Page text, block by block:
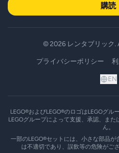
購読
© 2026 レンタブリック.
プライバシーポリシー
EN
LEGO®およびLEGO®のロゴはLEGOグル
LEGOグループによって支援、承認、ま
ん。
一部のLEGO®セットには、小さな部品
は不適切であり、誤飲等の危険がご